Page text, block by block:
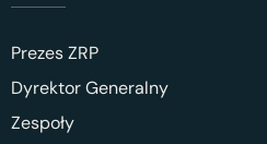
Prezes ZRP
Dyrektor Generalny
Zespoły